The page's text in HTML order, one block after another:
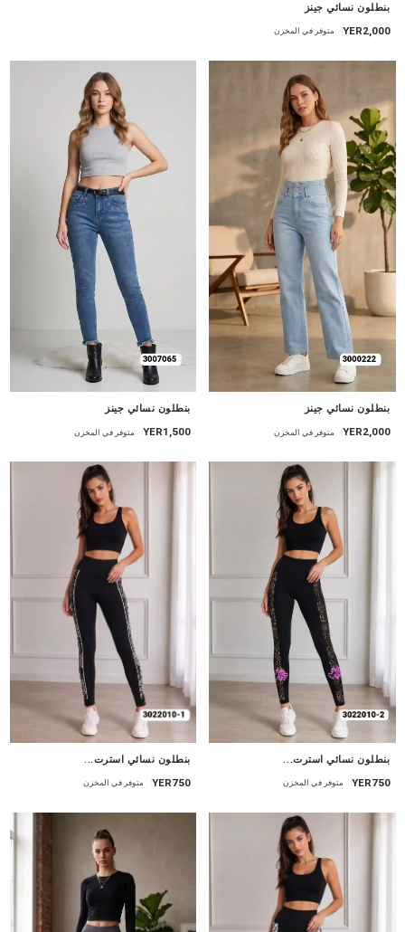
بنطلون نسائي جينز
YER2,000 متوفر في المخزن
جديد
بنطلون نسائي جينز
YER2,000 متوفر في المخزن
جديد
بنطلون نسائي جينز
YER1,500 متوفر في المخزن
بنطلون نسائي استرت...
YER750 متوفر في المخزن
بنطلون نسائي استرت...
YER750 متوفر في المخزن